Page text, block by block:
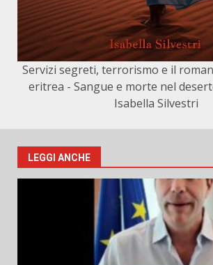
Servizi segreti, terrorismo e il
eritrea - Sangue e morte nel
Isabella Silvestri
LEGGI ANCHE